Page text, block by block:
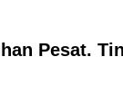
Pesat.